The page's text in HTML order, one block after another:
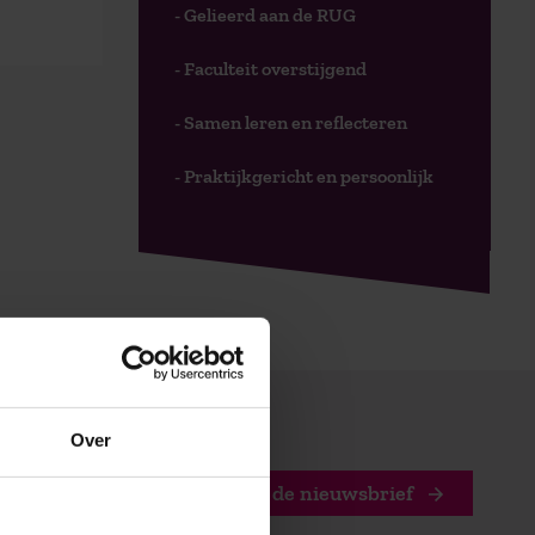
Over
- Gelieerd aan de RUG
- Faculteit overstijgend
- Samen leren en reflecteren
- Praktijkgericht en persoonlijk
Stuur mij de nieuwsbrief